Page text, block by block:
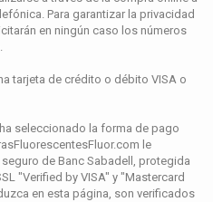
Para garantizar la privacidad
en ningún caso los números
tarjeta de crédito o débito VISA o
seleccionado la forma de pago
le
de Banc Sabadell, protegida
"Verified by VISA" y "Mastercard
en esta página, son verificados